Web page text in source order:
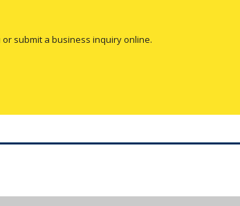
submit a business inquiry online.